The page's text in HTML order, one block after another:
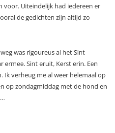
voor. Uiteindelijk had iedereen er
de gedichten zijn altijd zo
was rigoureus al het Sint
ermee. Sint eruit, Kerst erin. Een
verheug me al weer helemaal op
op zondagmiddag met de hond en